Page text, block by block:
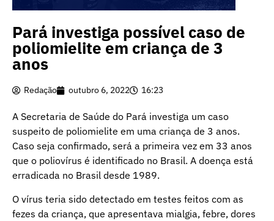
Pará investiga possível caso de
poliomielite em criança de 3
anos
Redação outubro 6, 2022 16:23
A Secretaria de Saúde do Pará investiga um caso
suspeito de poliomielite em uma criança de 3 anos.
Caso seja confirmado, será a primeira vez em 33 anos
que o poliovírus é identificado no Brasil. A doença está
erradicada no Brasil desde 1989.
O vírus teria sido detectado em testes feitos com as
fezes da criança, que apresentava mialgia, febre, dores